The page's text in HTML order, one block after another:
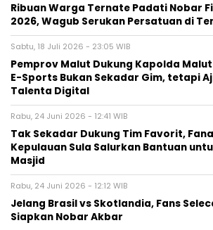
Ribuan Warga Ternate Padati Nobar
2026, Wagub Serukan Persatuan di
Sabtu, 18 Juli 2026 - 23:05 WIB
Pemprov Malut Dukung Kapolda
E-Sports Bukan Sekadar Gim, tetapi
Talenta Digital
Rabu, 24 Juni 2026 - 12:41 WIB
Tak Sekadar Dukung Tim Favorit,
Kepulauan Sula Salurkan Bantuan
Masjid
Rabu, 24 Juni 2026 - 12:12 WIB
Jelang Brasil vs Skotlandia, Fans
Siapkan Nobar Akbar